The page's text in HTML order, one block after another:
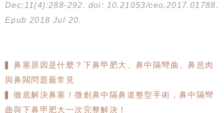
Dec;11(4):288-292. doi: 10.21053/ceo.2017.01788.
Epub 2018 Jul 20.
▍鼻塞原因是什麼？下鼻甲肥大、鼻中隔彎曲、鼻息肉
與鼻閥問題最常見
▍徹底解決鼻塞！微創鼻中隔鼻道整型手術，鼻中隔彎
曲與下鼻甲肥大一次完整解決！